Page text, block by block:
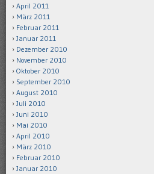
April 2011
März 2011
Februar 2011
Januar 2011
Dezember 2010
November 2010
Oktober 2010
September 2010
August 2010
Juli 2010
Juni 2010
Mai 2010
April 2010
März 2010
Februar 2010
Januar 2010